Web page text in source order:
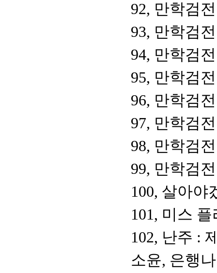
92, 만학검
93, 만학검
94, 만학검
95, 만학검
96, 만학검
97, 만학검
98, 만학검
99, 만학검
100, 살아야
101, 미스
102, 난주 :
소윤, 은행